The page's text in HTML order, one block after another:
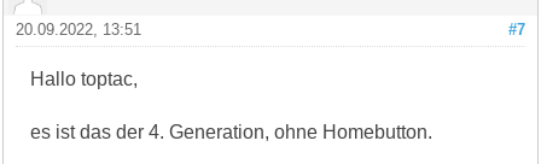
#7
20.09.2022, 13:51
Hallo toptac,
es ist das der 4. Generation, ohne Homebutton.